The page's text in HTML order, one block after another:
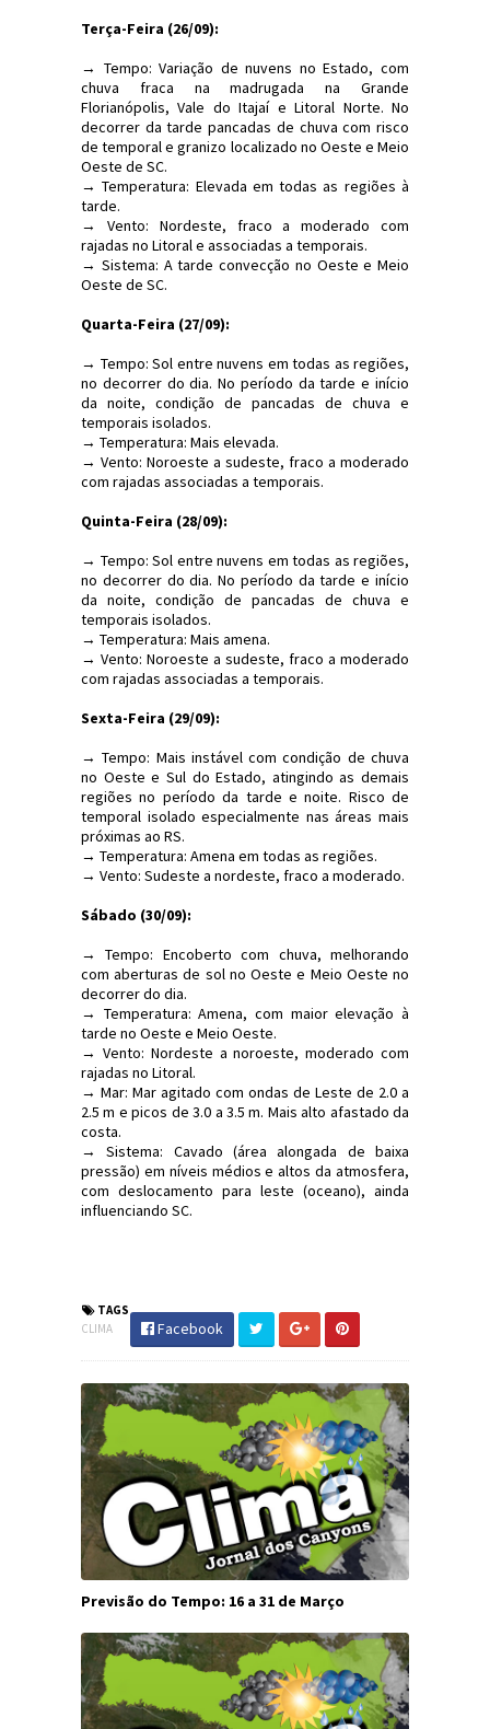
Terça-Feira (26/09):
→ Tempo: Variação de nuvens no Estado, com
chuva fraca na madrugada na Grande
Florianópolis, Vale do Itajaí e Litoral Norte. No
decorrer da tarde pancadas de chuva com risco
de temporal e granizo localizado no Oeste e Meio
Oeste de SC.
→ Temperatura: Elevada em todas as regiões à
tarde.
→ Vento: Nordeste, fraco a moderado com
rajadas no Litoral e associadas a temporais.
→ Sistema: A tarde convecção no Oeste e Meio
Oeste de SC.
Quarta-Feira (27/09):
→ Tempo: Sol entre nuvens em todas as regiões,
no decorrer do dia. No período da tarde e início
da noite, condição de pancadas de chuva e
temporais isolados.
→ Temperatura: Mais elevada.
→ Vento: Noroeste a sudeste, fraco a moderado
com rajadas associadas a temporais.
Quinta-Feira (28/09):
→ Tempo: Sol entre nuvens em todas as regiões,
no decorrer do dia. No período da tarde e início
da noite, condição de pancadas de chuva e
temporais isolados.
→ Temperatura: Mais amena.
→ Vento: Noroeste a sudeste, fraco a moderado
com rajadas associadas a temporais.
Sexta-Feira (29/09):
→ Tempo: Mais instável com condição de chuva
no Oeste e Sul do Estado, atingindo as demais
regiões no período da tarde e noite. Risco de
temporal isolado especialmente nas áreas mais
próximas ao RS.
→ Temperatura: Amena em todas as regiões.
→ Vento: Sudeste a nordeste, fraco a moderado.
Sábado (30/09):
→ Tempo: Encoberto com chuva, melhorando
com aberturas de sol no Oeste e Meio Oeste no
decorrer do dia.
→ Temperatura: Amena, com maior elevação à
tarde no Oeste e Meio Oeste.
→ Vento: Nordeste a noroeste, moderado com
rajadas no Litoral.
→ Mar: Mar agitado com ondas de Leste de 2.0 a
2.5 m e picos de 3.0 a 3.5 m. Mais alto afastado da
costa.
→ Sistema: Cavado (área alongada de baixa
pressão) em níveis médios e altos da atmosfera,
com deslocamento para leste (oceano), ainda
influenciando SC.
TAGS
CLIMA
Facebook
Previsão do Tempo: 16 a 31 de Março